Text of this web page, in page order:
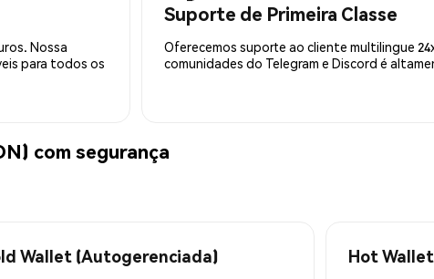
Nossa
para todos os
Suporte de Primeira Classe
Oferecemos suporte ao cliente multilingue
comunidades do Telegram e Discord é
com segurança
Wallet (Autogerenciada) Hot